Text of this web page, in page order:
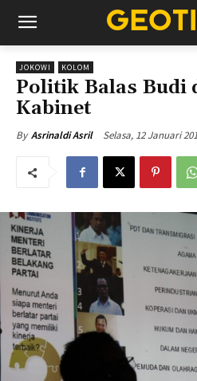
JOKOWI KOLOM
Politik Balas Budi
Kabinet
By Asrinaldi Asril Selasa, 12 Januari